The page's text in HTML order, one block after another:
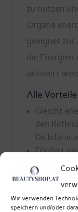
Wir verwenden
speichern und/oder
zu nutzen
Organe
geeignet zur
die Energien
aktiviert
Alle
Gleicht
den
Dickdarm
Fördert
Wirkt über